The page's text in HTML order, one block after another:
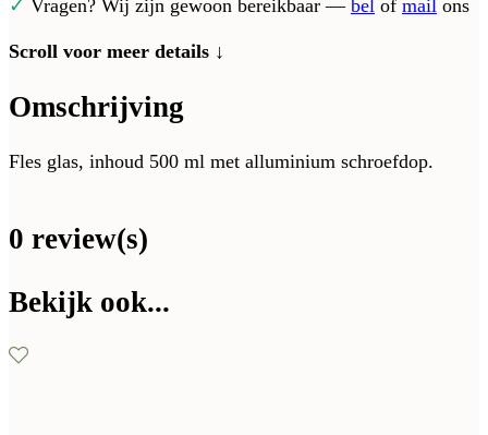
✓ Vragen? Wij zijn gewoon bereikbaar — bel of mail ons
Scroll voor meer details ↓
Omschrijving
Fles glas, inhoud 500 ml met alluminium schroefdop.
0 review(s)
Bekijk ook...